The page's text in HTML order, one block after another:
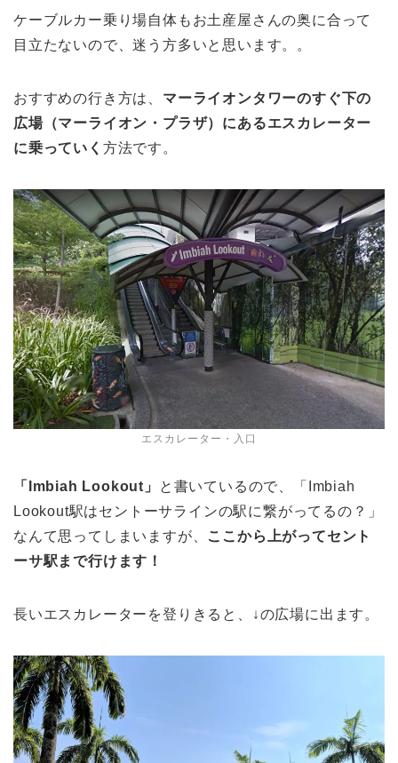
ケーブルカー乗り場自体もお土産屋さんの奥に合って
目立たないので、迷う方多いと思います。。
おすすめの行き方は、 マーライオンタワーのすぐ下の
広場（マーライオン・プラザ）にあるエスカレーター
に乗っていく 方法です。
エスカレーター・入口
「Imbiah Lookout」
と書いているので、「Imbiah
Lookout駅はセントーサラインの駅に繋がってるの？」
なんて思ってしまいますが、 ここから上がってセント
ーサ駅まで行けます！
長いエスカレーターを登りきると、↓の広場に出ます。